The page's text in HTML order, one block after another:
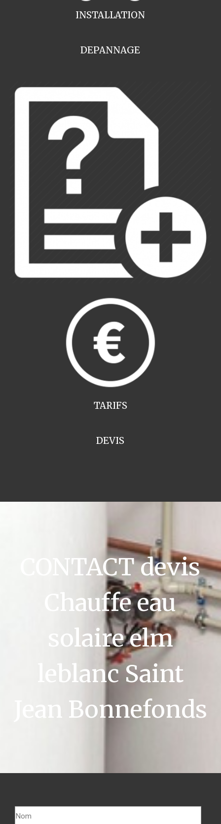
INSTALLATION
DEPANNAGE
TARIFS
DEVIS
CONTACT devis
Chauffe eau
solaire elm
leblanc Saint
Jean Bonnefonds